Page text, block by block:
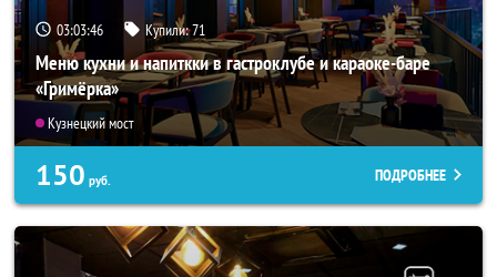
03:03:42 Купили:71
Меню кухни и напиткки в гастроклубе и караоке-баре
«Гримёрка»
Кузнецкий мост
150 руб. ПОДРОБНЕЕ